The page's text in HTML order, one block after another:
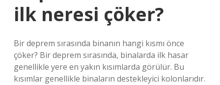
ilk neresi çöker?
Bir deprem sırasında binanın hangi kısmı önce
çöker? Bir deprem sırasında, binalarda ilk hasar
genellikle yere en yakın kısımlarda görülür. Bu
kısımlar genellikle binaların destekleyici kolonlarıdır.